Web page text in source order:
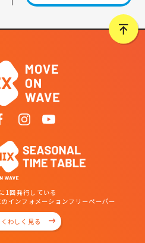
1回発行している
インフォメーションフリーペーパー
くわしく見る